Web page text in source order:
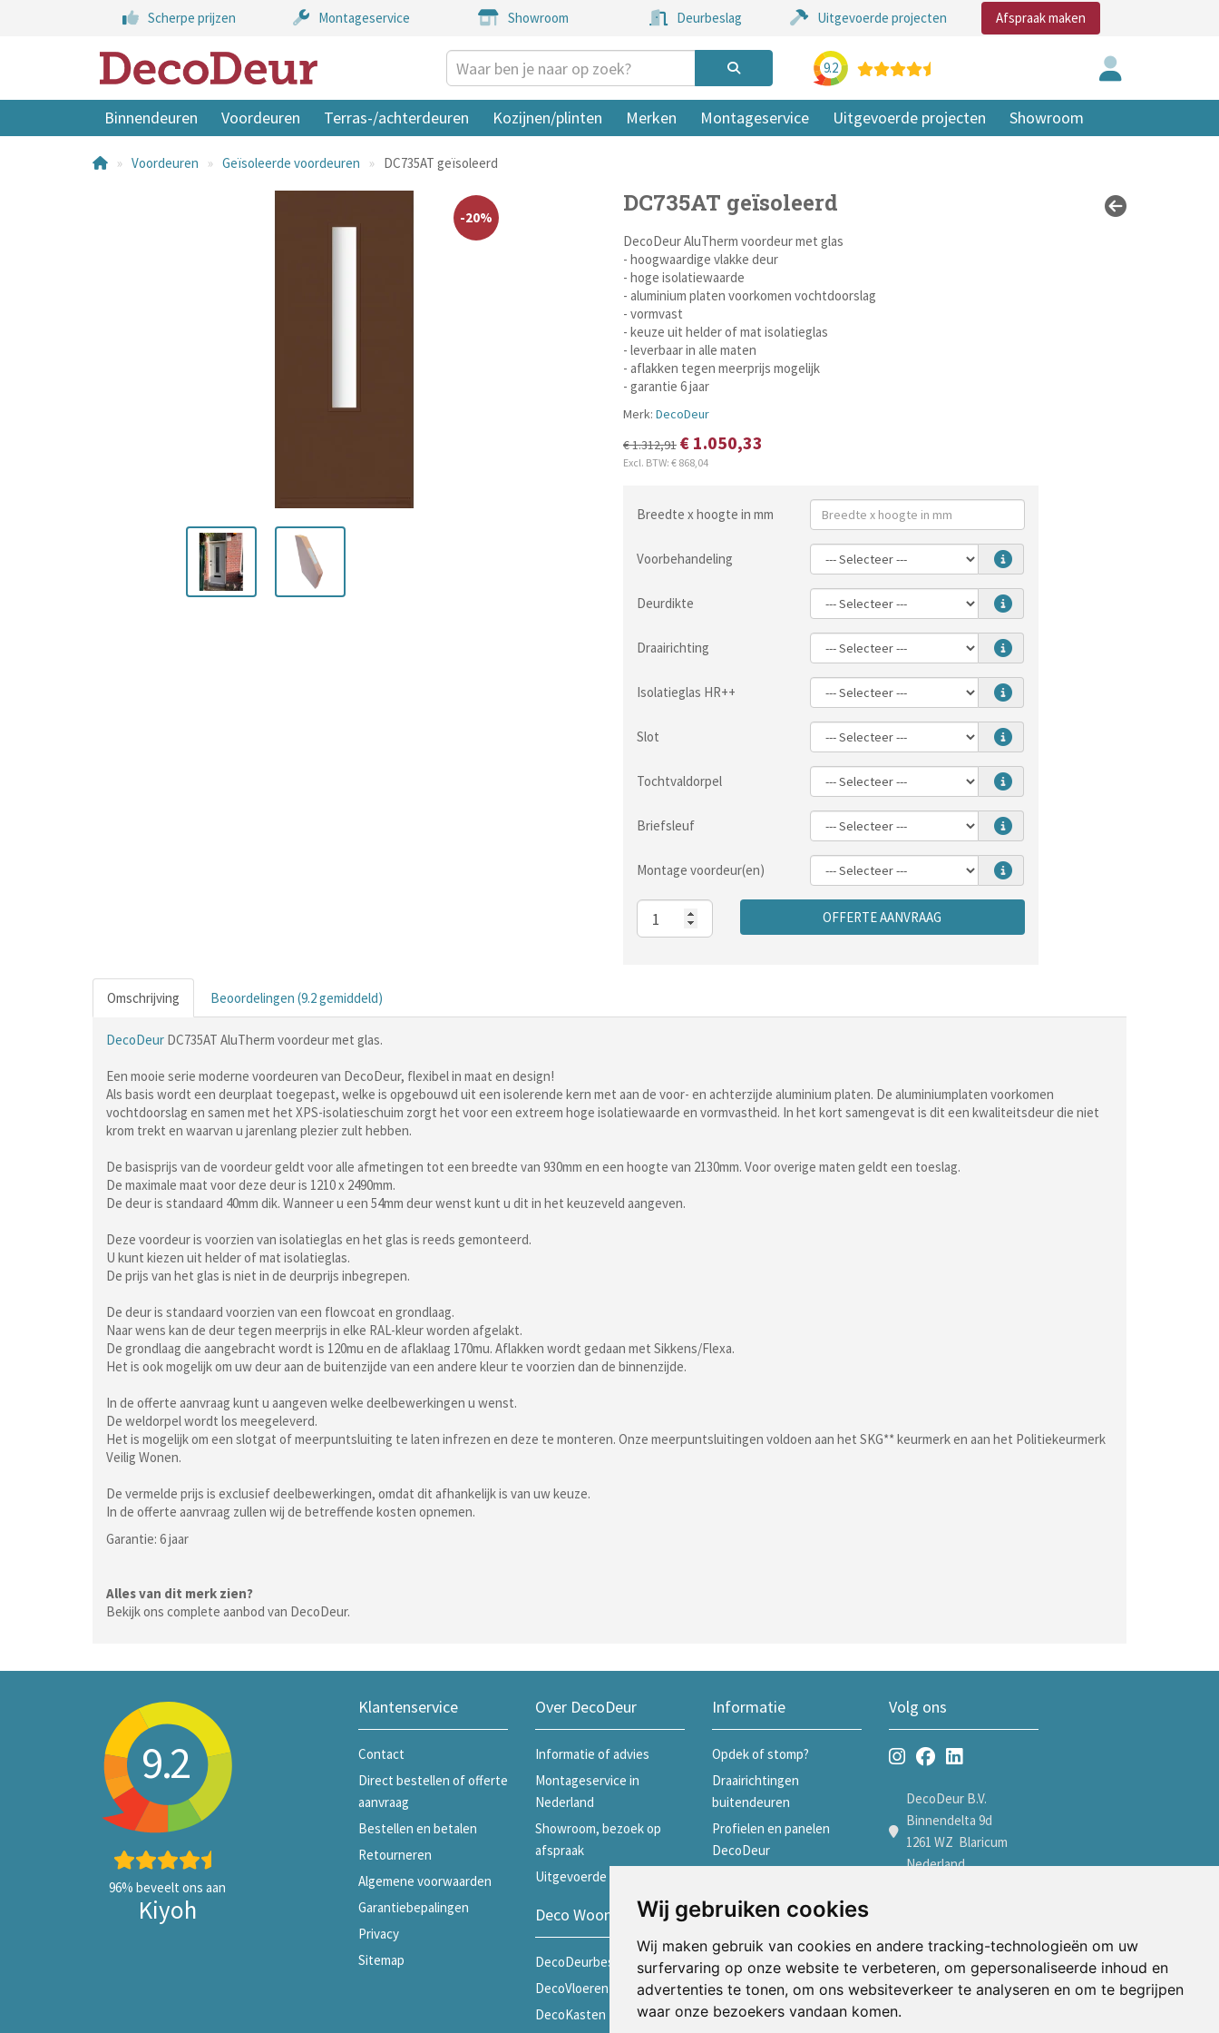
Wij gebruiken cookies
Wij maken gebruik van cookies en andere tracking-technologieën om uw
surfervaring op onze website te verbeteren, om gepersonaliseerde inhoud en
advertenties te tonen, om ons websiteverkeer te analyseren en om te begrijpen
waar onze bezoekers vandaan komen.
Scherpe prijzen Montageservice Showroom Deurbeslag Uitgevoerde projecten Afspraak maken
9.2
Binnendeuren Voordeuren Terras-/achterdeuren Kozijnen/plinten Merken Montageservice Uitgevoerde projecten Showroom
Voordeuren Geïsoleerde voordeuren DC735AT geïsoleerd
-20%
DC735AT geïsoleerd
DecoDeur AluTherm voordeur met glas
- hoogwaardige vlakke deur
- hoge isolatiewaarde
- aluminium platen voorkomen vochtdoorslag
- vormvast
- keuze uit helder of mat isolatieglas
- leverbaar in alle maten
- aflakken tegen meerprijs mogelijk
- garantie 6 jaar
Merk: DecoDeur
€ 1.312,91 € 1.050,33
Excl. BTW: € 868,04
Breedte x hoogte in mm
Voorbehandeling
Deurdikte
Draairichting
Isolatieglas HR++
Slot
Tochtvaldorpel
Briefsleuf
Montage voordeur(en)
Aantal
OFFERTE AANVRAAG
Omschrijving Beoordelingen (9.2 gemiddeld)
DecoDeur DC735AT AluTherm voordeur met glas.
Een mooie serie moderne voordeuren van DecoDeur, flexibel in maat en design!
Als basis wordt een deurplaat toegepast, welke is opgebouwd uit een isolerende kern met aan de voor- en achterzijde aluminium platen. De aluminiumplaten voorkomen
vochtdoorslag en samen met het XPS-isolatieschuim zorgt het voor een extreem hoge isolatiewaarde en vormvastheid. In het kort samengevat is dit een kwaliteitsdeur die niet
krom trekt en waarvan u jarenlang plezier zult hebben.
De basisprijs van de voordeur geldt voor alle afmetingen tot een breedte van 930mm en een hoogte van 2130mm. Voor overige maten geldt een toeslag.
De maximale maat voor deze deur is 1210 x 2490mm.
De deur is standaard 40mm dik. Wanneer u een 54mm deur wenst kunt u dit in het keuzeveld aangeven.
Deze voordeur is voorzien van isolatieglas en het glas is reeds gemonteerd.
U kunt kiezen uit helder of mat isolatieglas.
De prijs van het glas is niet in de deurprijs inbegrepen.
De deur is standaard voorzien van een flowcoat en grondlaag.
Naar wens kan de deur tegen meerprijs in elke RAL-kleur worden afgelakt.
De grondlaag die aangebracht wordt is 120mu en de aflaklaag 170mu. Aflakken wordt gedaan met Sikkens/Flexa.
Het is ook mogelijk om uw deur aan de buitenzijde van een andere kleur te voorzien dan de binnenzijde.
In de offerte aanvraag kunt u aangeven welke deelbewerkingen u wenst.
De weldorpel wordt los meegeleverd.
Het is mogelijk om een slotgat of meerpuntsluiting te laten infrezen en deze te monteren. Onze meerpuntsluitingen voldoen aan het SKG** keurmerk en aan het Politiekeurmerk
Veilig Wonen.
De vermelde prijs is exclusief deelbewerkingen, omdat dit afhankelijk is van uw keuze.
In de offerte aanvraag zullen wij de betreffende kosten opnemen.
Garantie: 6 jaar
Alles van dit merk zien?
Bekijk ons complete aanbod van DecoDeur.
9.2
96% beveelt ons aan
Kiyoh
Klantenservice
Contact
Direct bestellen of offerte
aanvraag
Bestellen en betalen
Retourneren
Algemene voorwaarden
Garantiebepalingen
Privacy
Sitemap
Over DecoDeur
Informatie of advies
Montageservice in
Nederland
Showroom, bezoek op
afspraak
Uitgevoerde projecten
Deco Woonwinkels
DecoDeurbeslag
DecoVloeren
DecoKasten
Informatie
Opdek of stomp?
Draairichtingen
buitendeuren
Profielen en panelen
DecoDeur
Skantrae
Weekamp
Schuifdeuren
Merken
Volg ons
DecoDeur B.V.
Binnendelta 9d
1261 WZ Blaricum
Nederland
Afspraak maken